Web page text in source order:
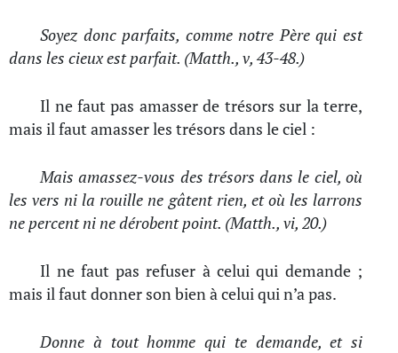
Soyez donc parfaits, comme notre Père qui est
dans les cieux est parfait. (Matth., v, 43-48.)
Il ne faut pas amasser de trésors sur la terre,
mais il faut amasser les trésors dans le ciel :
Mais amassez-vous des trésors dans le ciel, où
les vers ni la rouille ne gâtent rien, et où les larrons
ne percent ni ne dérobent point. (Matth., vi, 20.)
Il ne faut pas refuser à celui qui demande ;
mais il faut donner son bien à celui qui n’a pas.
Donne à tout homme qui te demande, et si